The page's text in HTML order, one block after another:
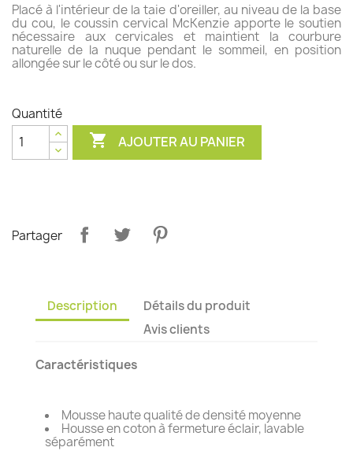
(3 avis)
Placé à l'intérieur de la taie d'oreiller, au niveau de la base
du cou, le coussin cervical McKenzie apporte le soutien
nécessaire aux cervicales et maintient la courbure
naturelle de la nuque pendant le sommeil, en position
allongée sur le côté ou sur le dos.
Quantité
 AJOUTER AU PANIER
Partager
Description
Détails du produit
Avis clients
Caractéristiques
Mousse haute qualité de densité moyenne
Housse en coton à fermeture éclair, lavable
séparément